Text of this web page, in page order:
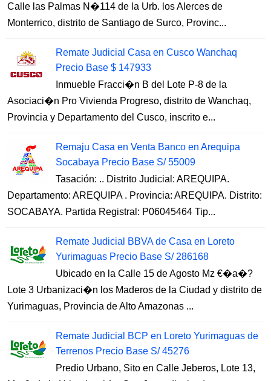
Calle las Palmas N�114 de la Urb. los Alerces de
Monterrico, distrito de Santiago de Surco, Provinc...
Remate Judicial Casa en Cusco Wanchaq
Precio Base $ 147933
Inmueble Fracci�n B del Lote P-8 de la
Asociaci�n Pro Vivienda Progreso, distrito de Wanchaq,
Provincia y Departamento del Cusco, inscrito e...
Remaju Casa en Venta Banco en Arequipa
Socabaya Precio Base S/ 55009
Tasación: .. Distrito Judicial: AREQUIPA.
Departamento: AREQUIPA . Provincia: AREQUIPA. Distrito:
SOCABAYA. Partida Registral: P06045464 Tip...
Remate Judicial BBVA de Casa en Loreto
Yurimaguas Precio Base S/ 286168
Ubicado en la Calle 15 de Agosto Mz €�a�?
Lote 3 Urbanizaci�n los Maderos de la Ciudad y distrito de
Yurimaguas, Provincia de Alto Amazonas ...
Remate Judicial BCP en Loreto Yurimaguas de
Terrenos Precio Base S/ 45276
Predio Urbano, Sito en Calle Jeberos, Lote 13,